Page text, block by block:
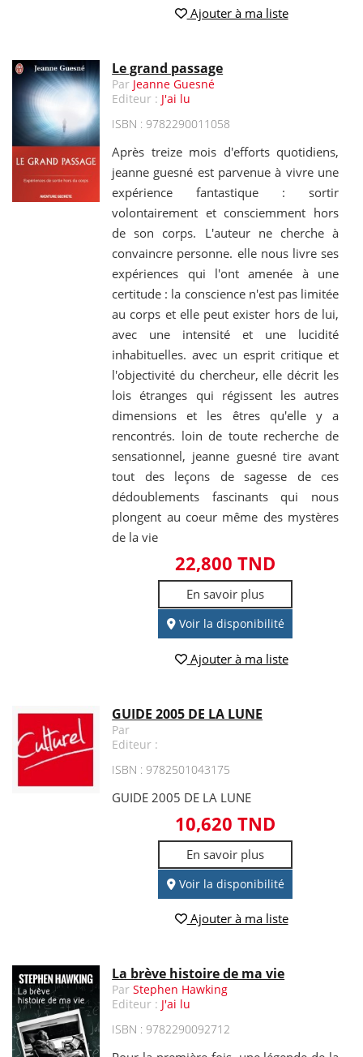
Ajouter à ma liste
Le grand passage
Par Jeanne Guesné
Editeur : J'ai lu
ISBN : 9782290011058
Après treize mois d'efforts quotidiens,
jeanne guesné est parvenue à vivre une
expérience fantastique : sortir
volontairement et consciemment hors
de son corps. L'auteur ne cherche à
convaincre personne. elle nous livre ses
expériences qui l'ont amenée à une
certitude : la conscience n'est pas limitée
au corps et elle peut exister hors de lui,
avec une intensité et une lucidité
inhabituelles. avec un esprit critique et
l'objectivité du chercheur, elle décrit les
lois étranges qui régissent les autres
dimensions et les êtres qu'elle y a
rencontrés. loin de toute recherche de
sensationnel, jeanne guesné tire avant
tout des leçons de sagesse de ces
dédoublements fascinants qui nous
plongent au coeur même des mystères
de la vie
22,800 TND
En savoir plus
Voir la disponibilité
Ajouter à ma liste
GUIDE 2005 DE LA LUNE
Par
Editeur :
ISBN : 9782501043175
GUIDE 2005 DE LA LUNE
10,620 TND
En savoir plus
Voir la disponibilité
Ajouter à ma liste
La brève histoire de ma vie
ParStephen Hawking
Editeur : J'ai lu
ISBN : 9782290092712